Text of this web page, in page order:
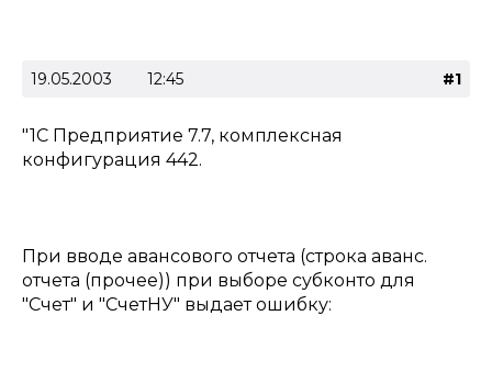
19.05.2003 12:45 #1
"1С Предприятие 7.7, комплексная
конфигурация 442.
При вводе авансового отчета (строка аванс.
отчета (прочее)) при выборе субконто для
"Счет" и "СчетНУ" выдает ошибку: